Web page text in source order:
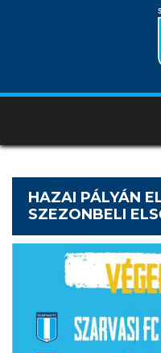
HAZAI PÁLYÁN
SZEZONBELI